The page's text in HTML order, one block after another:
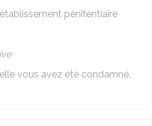
pénitentiaire
vous avez été condamné.